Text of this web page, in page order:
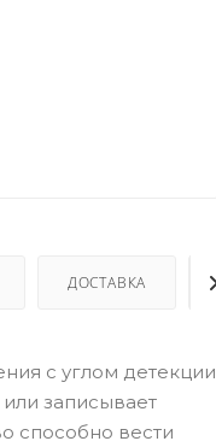
ДОСТАВКА
с углом детекции
записывает
способно вести